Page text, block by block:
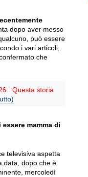
dopo aver messo
può essere
i vari articoli,
che
: Questa storia
mamma di
televisiva aspetta
data, dopo che è
mercoledì